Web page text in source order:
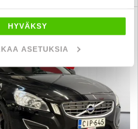
HYVÄKSY
ASETUKSIA